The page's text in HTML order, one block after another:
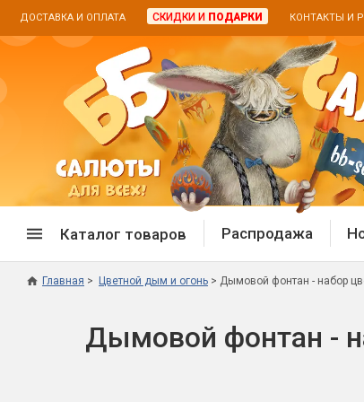
ДОСТАВКА И ОПЛАТА СКИДКИ И ПОДАРКИ КОНТАКТЫ И
Каталог товаров
Распродажа фейерверков
Распродажа
Главная Цветной дым и огонь Дымовой фонтан - набор
Дымовой фонтан -